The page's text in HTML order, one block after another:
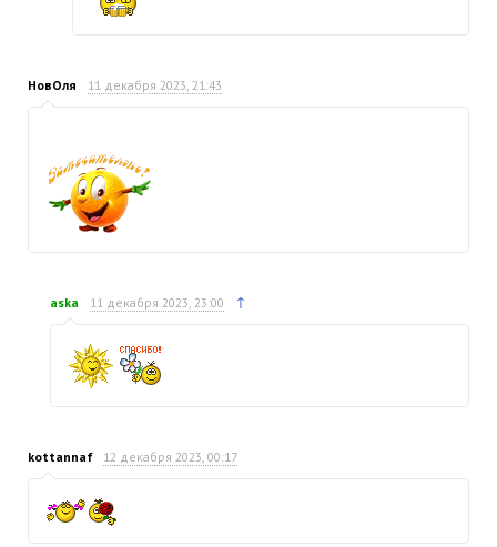
НовОля 11 декабря 2023, 21:43
aska 11 декабря 2023, 23:00 ↑
kottannaf 12 декабря 2023, 00:17